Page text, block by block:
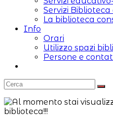
Servizi
La biblioteca
Info
Orari
Utilizzo spazi
Persone e
sito
web